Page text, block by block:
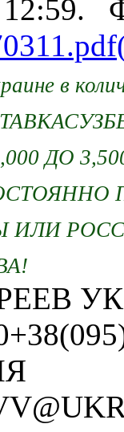
12:59.
в
ДО
ИЛИ